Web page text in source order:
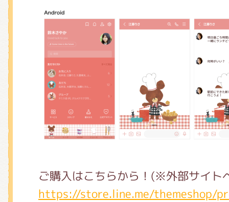
ご購入はこちらから！(※外部サイト
https://store.line.me/themeshop/